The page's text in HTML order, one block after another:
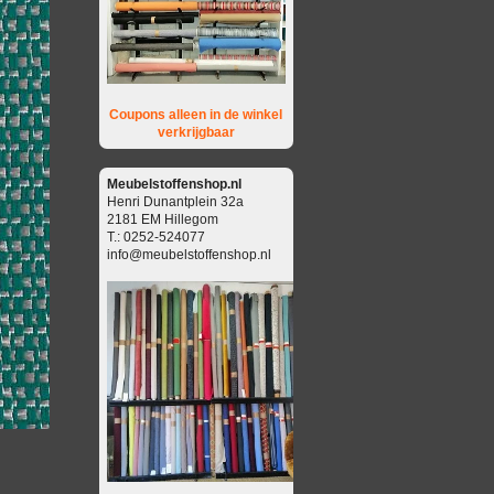
Coupons alleen in de winkel
verkrijgbaar
Meubelstoffenshop.nl
Henri Dunantplein 32a
2181 EM Hillegom
T.: 0252-524077
info@meubelstoffenshop.nl